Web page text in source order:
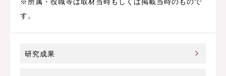
す。
研究成果